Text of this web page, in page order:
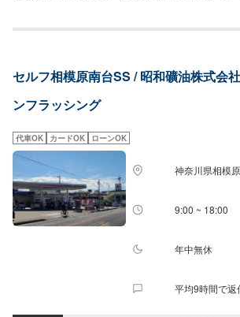
セルフ相模原南台SS / 昭和礦油株式会
ンフラッシング
代車OK カードOK ローンOK
神奈川県相模
9:00 ~ 18:00
年中無休
平均9時間で返